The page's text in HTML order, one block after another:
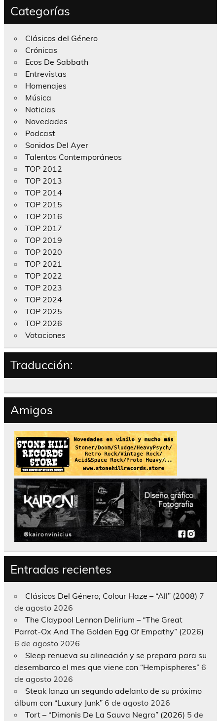
Categorías
Clásicos del Género
Crónicas
Ecos De Sabbath
Entrevistas
Homenajes
Música
Noticias
Novedades
Podcast
Sonidos Del Ayer
Talentos Contemporáneos
TOP 2012
TOP 2013
TOP 2014
TOP 2015
TOP 2016
TOP 2017
TOP 2019
TOP 2020
TOP 2021
TOP 2022
TOP 2023
TOP 2024
TOP 2025
TOP 2026
Votaciones
Traducción:
Amigos
Entradas recientes
Clásicos Del Género; Colour Haze – “All” (2008) 7
de agosto 2026
The Claypool Lennon Delirium – “The Great
Parrot-Ox And The Golden Egg Of Empathy” (2026)
6 de agosto 2026
Sleep renueva su alineación y se prepara para su
desembarco el mes que viene con “Hempispheres” 6
de agosto 2026
Steak lanza un segundo adelanto de su próximo
álbum con “Luxury Junk” 6 de agosto 2026
Tort – “Dimonis De La Sauva Negra” (2026) 5 de